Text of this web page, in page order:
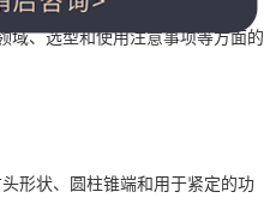
域、选型和使用注意事项等方面的
形状、圆柱锥端和用于紧定的功